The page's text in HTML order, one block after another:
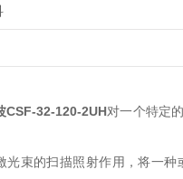
CSF-32-120-2UH对一个特定
束的扫描照射作用，将一种